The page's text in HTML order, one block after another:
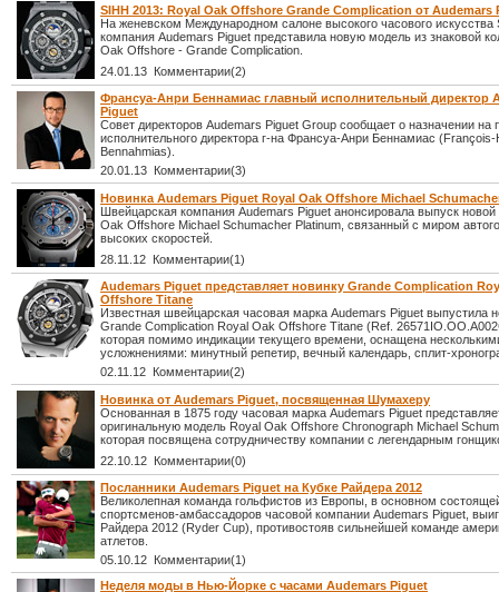
SIHH 2013: Royal Oak Offshore Grande Complication от Audemars
На женевском Международном салоне высокого часового искусства
компания Audemars Piguet представила новую модель из знаковой
Oak Offshore - Grande Complication.
24.01.13 Комментарии(2)
Франсуа-Анри Беннамиас главный исполнительный директор
Piguet
Совет директоров Audemars Piguet Group сообщает о назначении на
исполнительного директора г-на Франсуа-Анри Беннамиас
Bennahmias).
20.01.13 Комментарии(3)
Новинка Audemars Piguet Royal Oak Offshore Michael
Швейцарская компания Audemars Piguet анонсировала выпуск
Oak Offshore Michael Schumacher Platinum, связанный с миром
высоких скоростей.
28.11.12 Комментарии(1)
Audemars Piguet представляет новинку Grande Complication
Offshore Titane
Известная швейцарская часовая марка Audemars Piguet выпустила
Grande Complication Royal Oak Offshore Titane (Ref.
которая помимо индикации текущего времени, оснащена
усложнениями: минутный репетир, вечный календарь, сплит-
02.11.12 Комментарии(2)
Новинка от Audemars Piguet, посвященная Шумахеру
Основанная в 1875 году часовая марка Audemars Piguet
оригинальную модель Royal Oak Offshore Chronograph Michael
которая посвящена сотрудничеству компании с легендарным
22.10.12 Комментарии(0)
Посланники Audemars Piguet на Кубке Райдера 2012
Великолепная команда гольфистов из Европы, в основном
спортсменов-амбассадоров часовой компании Audemars Piguet,
Райдера 2012 (Ryder Cup), противостояв сильнейшей команде
атлетов.
05.10.12 Комментарии(1)
Неделя моды в Нью-Йорке с часами Audemars Piguet